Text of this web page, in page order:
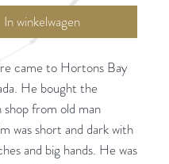
In winkelwagen
came to Hortons Bay
He bought the
shop from old man
was short and dark with
and big hands. He was